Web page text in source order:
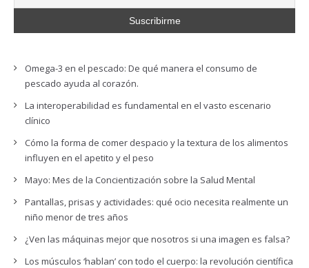
Omega-3 en el pescado: De qué manera el consumo de
pescado ayuda al corazón.
La interoperabilidad es fundamental en el vasto escenario
clínico
Cómo la forma de comer despacio y la textura de los alimentos
influyen en el apetito y el peso
Mayo: Mes de la Concientización sobre la Salud Mental
Pantallas, prisas y actividades: qué ocio necesita realmente un
niño menor de tres años
¿Ven las máquinas mejor que nosotros si una imagen es falsa?
Los músculos ‘hablan’ con todo el cuerpo: la revolución científica